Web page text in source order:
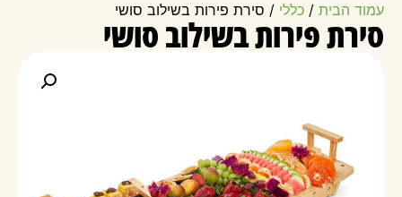
עמוד הבית/ כללי/ סירת פירות בשילוב סושי
סירת פירות בשילוב סושי